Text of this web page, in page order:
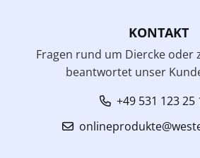
KONTAKT
Fragen rund um Diercke oder
beantwortet unser
+49 531 123 25